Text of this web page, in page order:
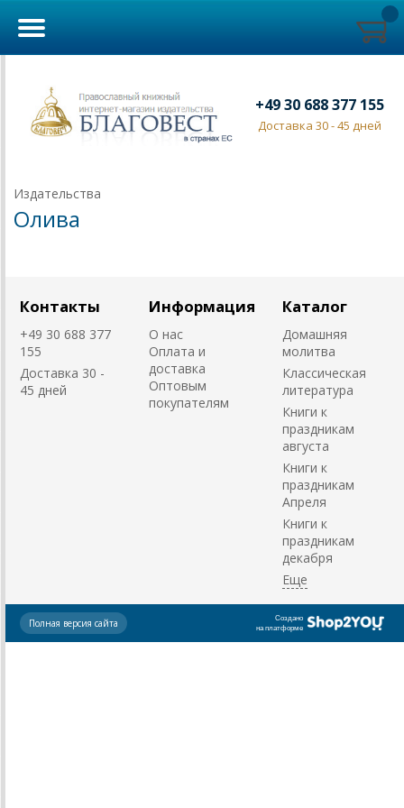
+49 30 688 377 155
Доставка 30 - 45 дней
Издательства
Олива
Контакты
+49 30 688 377
155
Доставка 30 -
45 дней
Информация
О нас
Оплата и
доставка
Оптовым
покупателям
Каталог
Домашняя
молитва
Классическая
литература
Книги к
праздникам
августа
Книги к
праздникам
Апреля
Книги к
праздникам
декабря
Создано
на платформе
Полная версия сайта